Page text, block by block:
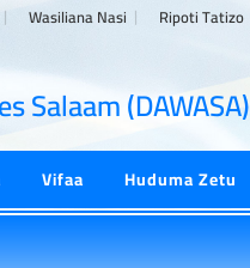
Wasiliana Nasi Ripoti Tatizo
Salaam (DAWASA)
Vifaa Huduma Zetu